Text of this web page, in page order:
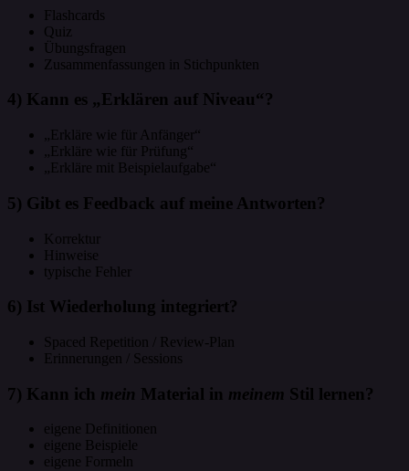
Flashcards
Quiz
Übungsfragen
Zusammenfassungen in Stichpunkten
4) Kann es „Erklären auf Niveau“?
„Erkläre wie für Anfänger“
„Erkläre wie für Prüfung“
„Erkläre mit Beispielaufgabe“
5) Gibt es Feedback auf meine Antworten?
Korrektur
Hinweise
typische Fehler
6) Ist Wiederholung integriert?
Spaced Repetition / Review-Plan
Erinnerungen / Sessions
7) Kann ich mein Material in meinem Stil lernen?
eigene Definitionen
eigene Beispiele
eigene Formeln